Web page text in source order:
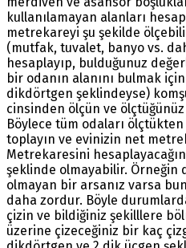
kullanılamayan alanları
metrekareyi şu şekilde
(mutfak, tuvalet, banyo vs.
hesaplayıp, bulduğunuz
bir odanın alanını bulmak
dikdörtgen şeklindeyse)
cinsinden ölçün ve
Böylece tüm odaları
toplayın ve evinizin net
Metrekaresini
şeklinde olmayabilir. Örneğin
olmayan bir arsanız varsa
daha zordur. Böyle
çizin ve bildiğiniz şekilllere
üzerine çizeceğiniz bir kaç